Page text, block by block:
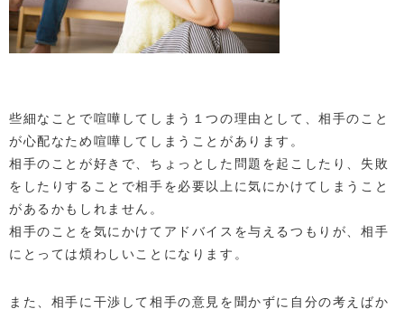
些細なことで喧嘩してしまう１つの理由として、相手のこと
が心配なため喧嘩してしまうことがあります。
相手のことが好きで、ちょっとした問題を起こしたり、失敗
をしたりすることで相手を必要以上に気にかけてしまうこと
があるかもしれません。
相手のことを気にかけてアドバイスを与えるつもりが、相手
にとっては煩わしいことになります。
また、相手に干渉して相手の意見を聞かずに自分の考えばか